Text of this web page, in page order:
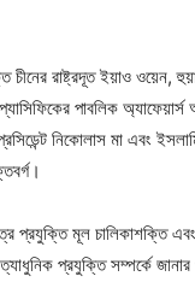
রাষ্ট্রদূত ইয়াও ওয়েন,
পাবলিক
নিকোলাস মা এবং
প্রযুক্তি মূল চালিকাশক্তি
প্রযুক্তি সম্পর্কে